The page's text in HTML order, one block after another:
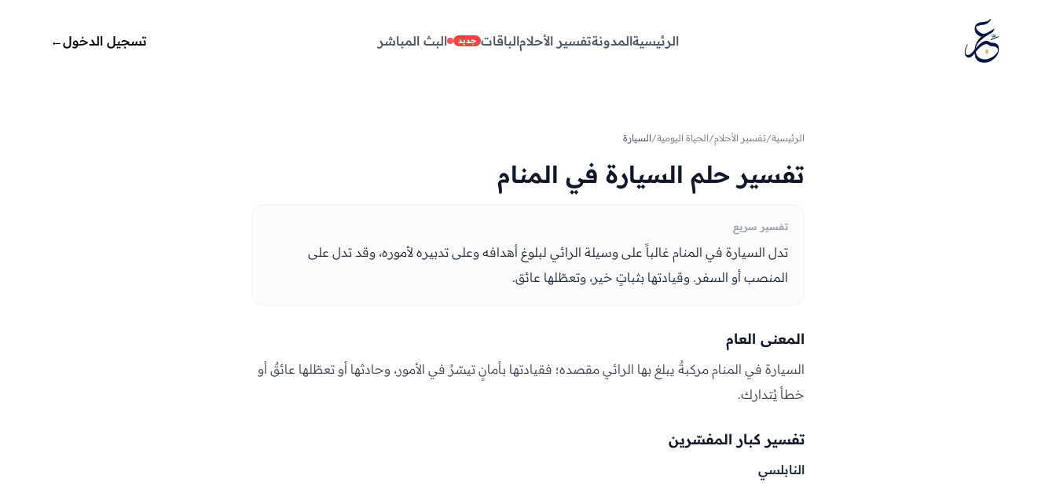
الرئيسيةالمدونةتفسير الأحلامالباقات جديد البث المباشر تسجيل الدخول←
الرئيسية/تفسير الأحلام/الحياة اليومية/السيارة
تفسير حلم السيارة في المنام
تفسير سريع
تدل السيارة في المنام غالباً على وسيلة الرائي لبلوغ أهدافه وعلى تدبيره لأموره، وقد تدل على
المنصب أو السفر. وقيادتها بثباتٍ خير، وتعطّلها عائق.
المعنى العام
السيارة في المنام مركبةٌ يبلغ بها الرائي مقصده؛ فقيادتها بأمانٍ تيسّرٌ في الأمور، وحادثها أو تعطّلها عائقٌ أو
خطأ يُتدارك.
تفسير كبار المفسّرين
النابلسي